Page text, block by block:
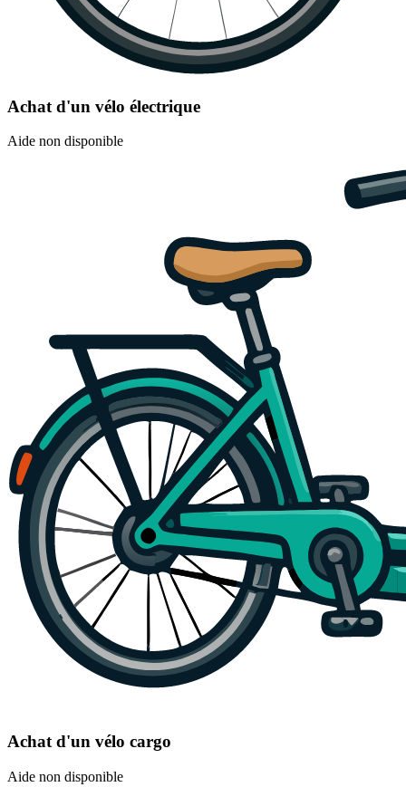
Achat d'un vélo électrique
Aide non disponible
Achat d'un vélo cargo
Aide non disponible